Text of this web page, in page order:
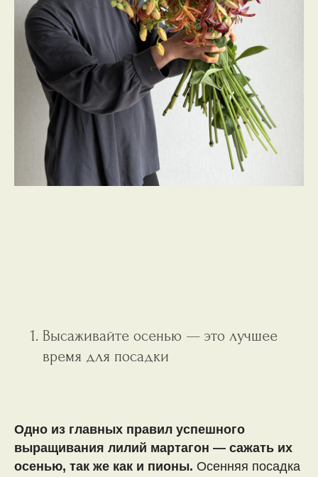
Высаживайте осенью — это лучшее
время для посадки
Одно из главных правил успешного
выращивания лилий мартагон — сажать их
осенью, так же как и пионы. Осенняя посадка